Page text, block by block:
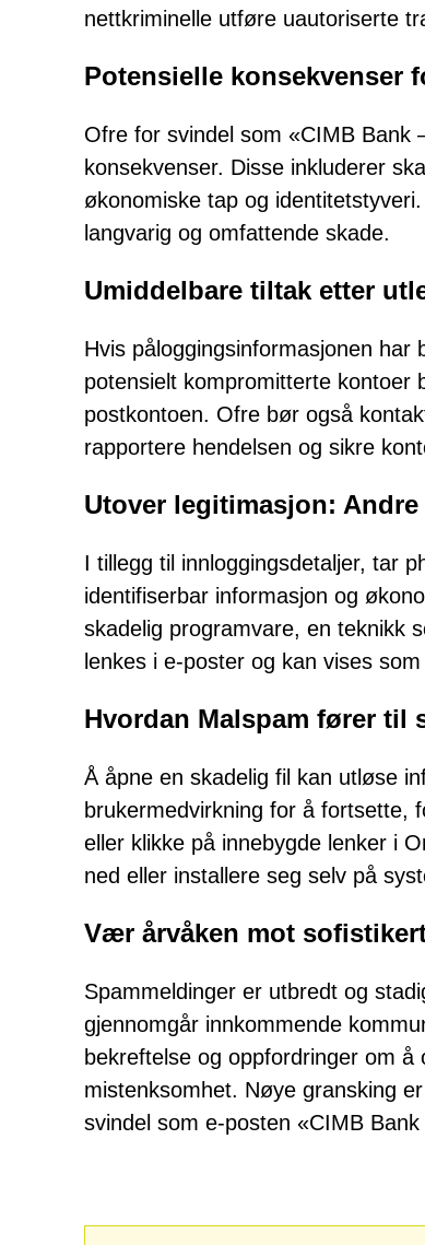
nettkriminelle utføre uautoriserte
Potensielle konsekvenser
Ofre for svindel som «CIMB Bank
konsekvenser. Disse inkluderer
økonomiske tap og
langvarig og omfattende skade.
Umiddelbare tiltak etter
Hvis påloggingsinformasjonen
potensielt kompromitterte
postkontoen. Ofre bør også
rapportere hendelsen og sikre
Utover legitimasjon:
I tillegg til innloggingsdetaljer, tar
identifiserbar informasjon og
skadelig programvare, en teknikk
lenkes i e-poster og kan vises
Hvordan Malspam fører til
Å åpne en skadelig fil kan utløse
brukermedvirkning for å fortsette,
eller klikke på innebygde lenker i
ned eller installere seg selv på
Vær årvåken mot
Spammeldinger er utbredt og
gjennomgår innkommende
bekreftelse og oppfordringer om å
mistenksomhet. Nøye gransking
svindel som e-posten «CIMB